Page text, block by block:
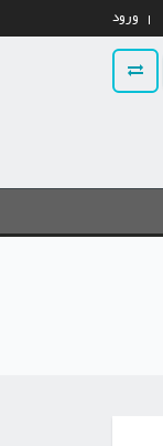
ورود